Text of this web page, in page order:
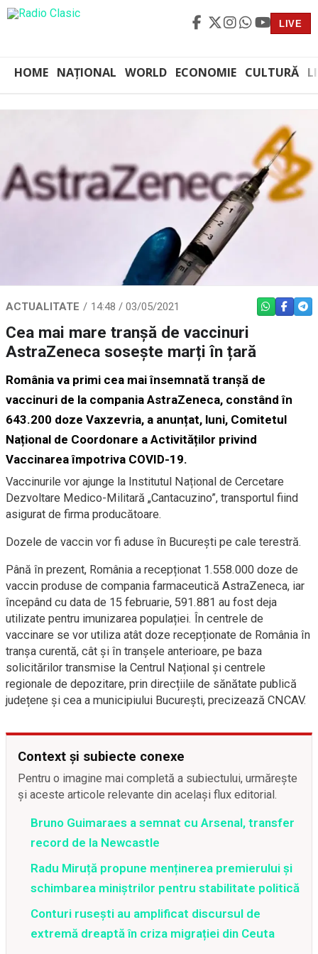
LIVE
HOME NAȚIONAL WORLD ECONOMIE CULTURĂ
ACTUALITATE 14:48 / 03/05/2021 WHATSAPP
Cea mai mare tranșă de vaccinuri
AstraZeneca sosește marți în țară
România va primi cea mai însemnată tranșă de
vaccinuri de la compania AstraZeneca, constând în
643.200 doze Vaxzevria, a anunțat, luni, Comitetul
Național de Coordonare a Activităților privind
Vaccinarea împotriva COVID-19.
Vaccinurile vor ajunge la Institutul Național de Cercetare
Dezvoltare Medico-Militară „Cantacuzino”, transportul fiind
asigurat de firma producătoare.
Dozele de vaccin vor fi aduse în București pe cale terestră.
Până în prezent, România a recepționat 1.558.000 doze de
vaccin produse de compania farmaceutică AstraZeneca, iar
începând cu data de 15 februarie, 591.881 au fost deja
utilizate pentru imunizarea populației. În centrele de
vaccinare se vor utiliza atât doze recepționate de România în
tranșa curentă, cât și în tranșele anterioare, pe baza
solicitărilor transmise la Centrul Național și centrele
regionale de depozitare, prin direcțiile de sănătate publică
județene și cea a municipiului București, precizează CNCAV.
Context și subiecte conexe
Pentru o imagine mai completă a subiectului, urmărește
și aceste articole relevante din același flux editorial.
Bruno Guimaraes a semnat cu Arsenal, transfer
record de la Newcastle
Radu Miruță propune menținerea premierului și
schimbarea miniștrilor pentru stabilitate politică
Conturi rusești au amplificat discursul de
extremă dreaptă în criza migrației din Ceuta